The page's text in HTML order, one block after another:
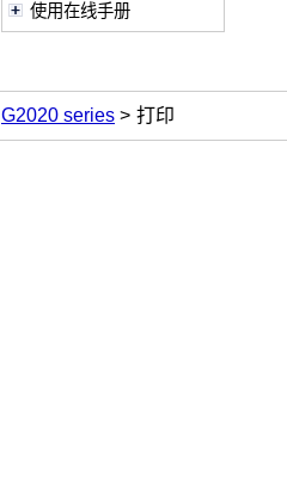
使用在线手册
G2020 series 打印